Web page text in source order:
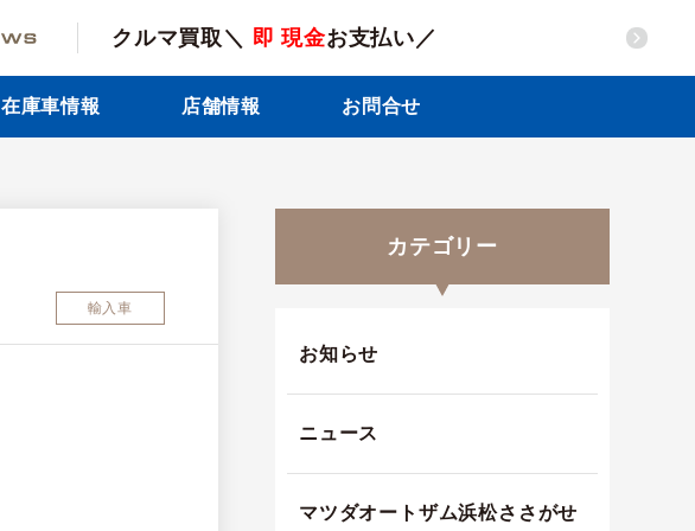
クルマ買取＼ 即 現金お支払い／
在庫車情報 店舗情報 お問合せ
輸入車
カテゴリー
お知らせ
ニュース
マツダオートザム浜松ささがせ